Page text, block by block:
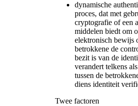
dynamische
proces, dat met
cryptografie of een
middelen biedt om
elektronisch bewijs
betrokkene de
bezit is van de
verandert telkens
tussen de
diens identiteit
Twee factoren